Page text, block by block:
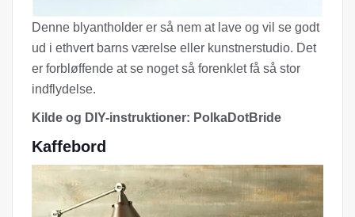
Denne blyantholder er så nem at lave og vil se godt
ud i ethvert barns værelse eller kunstnerstudio. Det
er forbløffende at se noget så forenklet få så stor
indflydelse.
Kilde og DIY-instruktioner: PolkaDotBride
Kaffebord